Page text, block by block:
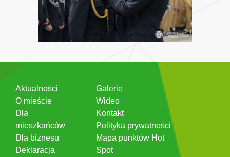
Aktualności
O mieście
Dla
mieszkańców
Dla biznesu
Deklaracja
Galerie
Wideo
Kontakt
Polityka prywatności
Mapa punktów Hot
Spot